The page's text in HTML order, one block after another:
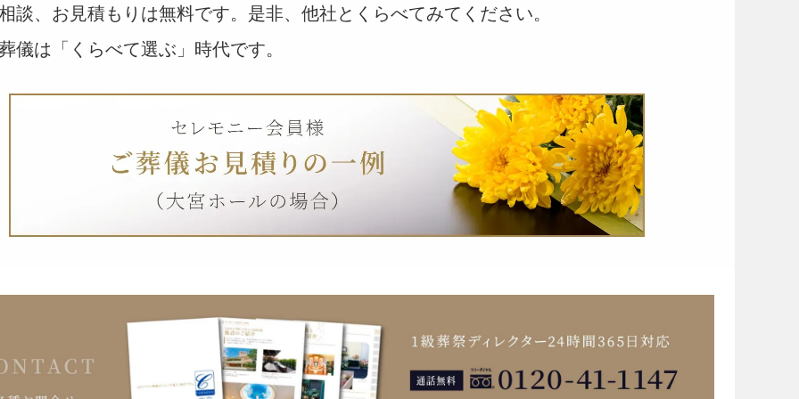
談、お見積もりは無料です。是非、他社とくらべてみてください。
儀は「くらべて選ぶ」時代です。